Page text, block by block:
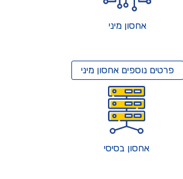
אחסון מיני
פרטים נוספיםאחסון מיני
אחסון בסיסי